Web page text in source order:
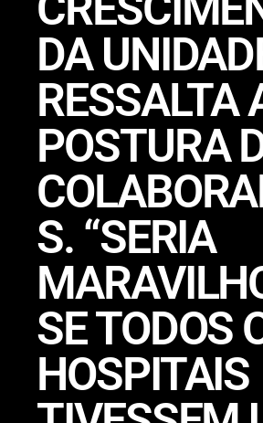
DA
RESSALTA
POSTURA
S. “SERIA
SE TODOS
HOSPITAIS